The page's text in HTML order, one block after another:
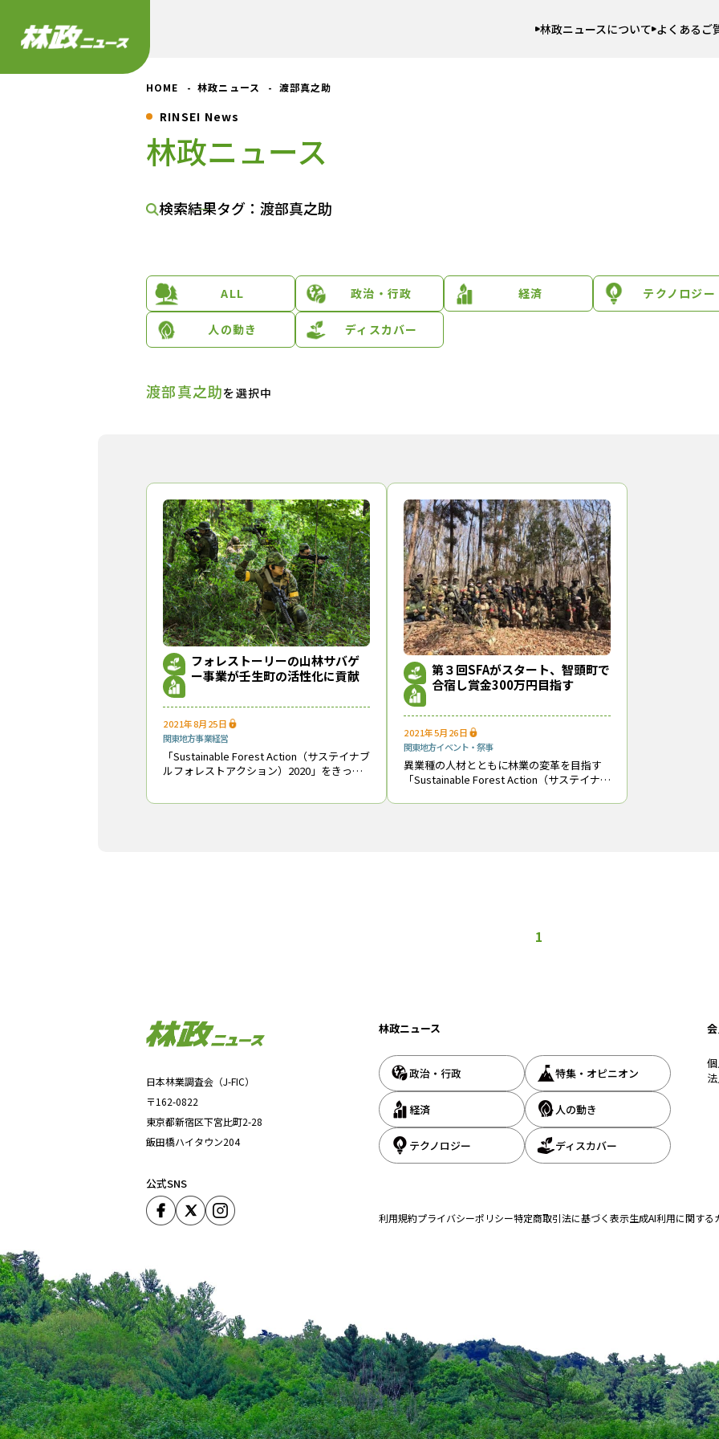
林政ニュースについて よくあるご
HOME 林政ニュース 渡部真之助
RINSEI News
林政ニュース
検索結果タグ：渡部真之助
ALL 政治・行政 経済 テクノロジー
人の動き ディスカバー
渡部真之助を選択中
フォレストーリーの山林サバゲ
ー事業が壬生町の活性化に貢献
2021年8月25日
関東地方事業経営
「Sustainable Forest Action（サステイナブ
ルフォレストアクション）2020」をきっか
木県宇都宮市、渡部真之助社長）*1が山林
第３回SFAがスタート、智頭町で
合宿し賞金300万円目指す
2021年5月26日
関東地方イベント・祭事
異業種の人材とともに林業の変革を目指す
「Sustainable Forest Action（サステイナブ
称「SFA」）の３回目の募集が行われてい
1
日本林業調査会（J-FIC）
〒162-0822
東京都新宿区下宮比町2-28
飯田橋ハイタウン204
公式SNS
林政ニュース
政治・行政 特集・オピニオン
経済 人の動き
テクノロジー ディスカバー
利用規約プライバシーポリシー特定商取引法に基づく表示生成AI利用に関する